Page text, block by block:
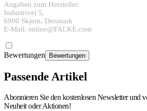
Angaben zum Hersteller:
Industrivej 5,
6900 Skjern, Denmark
E-Mail: online@FALKE.com
Bewertungen Bewertungen
Passende Artikel
Abonnieren Sie den kostenlosen Newsletter und
Neuheit oder Aktionen!